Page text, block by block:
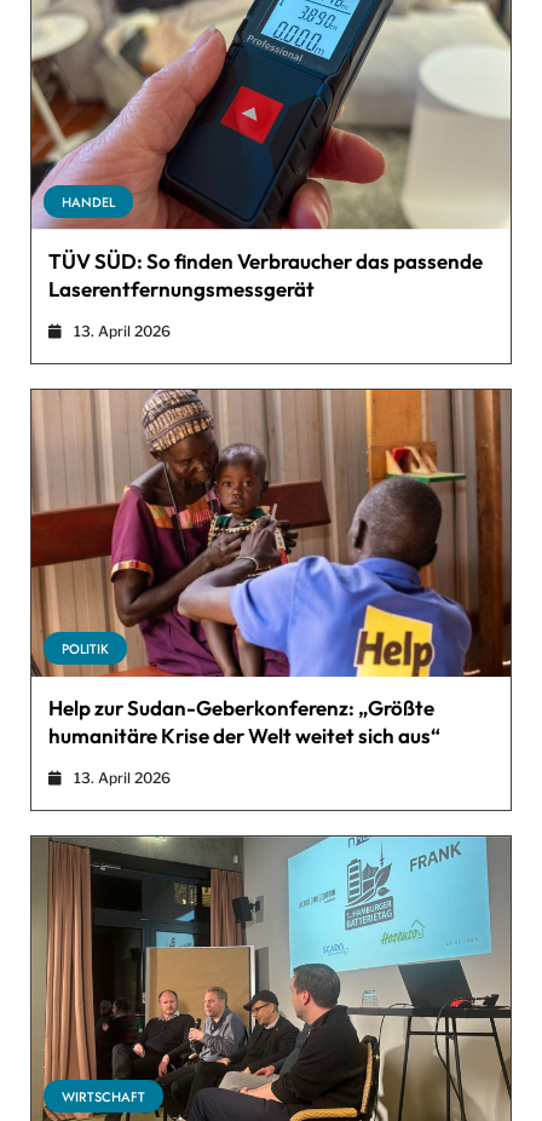
HANDEL
TÜV SÜD: So finden Verbraucher das passende
Laserentfernungsmessgerät
13. April 2026
POLITIK
Help zur Sudan-Geberkonferenz: „Größte
humanitäre Krise der Welt weitet sich aus“
13. April 2026
WIRTSCHAFT